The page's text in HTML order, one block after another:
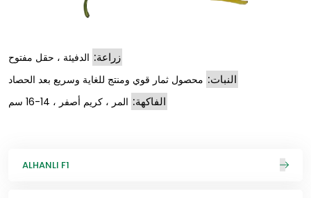
زراعة: الدفيئة ، حقل مفتوح
النبات: محصول ثمار قوي ومنتج للغاية وسريع بعد الحصاد
الفاكهة: المر ، كريم أصفر ، 14-16 سم
ALHANLI F1